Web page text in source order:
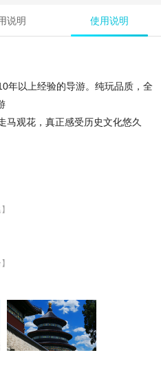
说明 使用说明
年以上经验的导游。纯玩品质，全
马观花，真正感受历史文化悠久